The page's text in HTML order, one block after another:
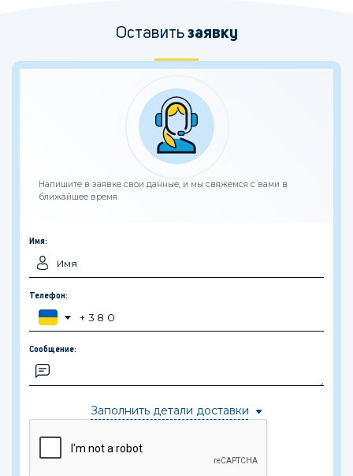
Оставитьзаявку
Напишите в заявке свои данные, и мы свяжемся с вами в
ближайшее время
Имя:
Телефон:
Сообщение:
Заполнить детали доставки